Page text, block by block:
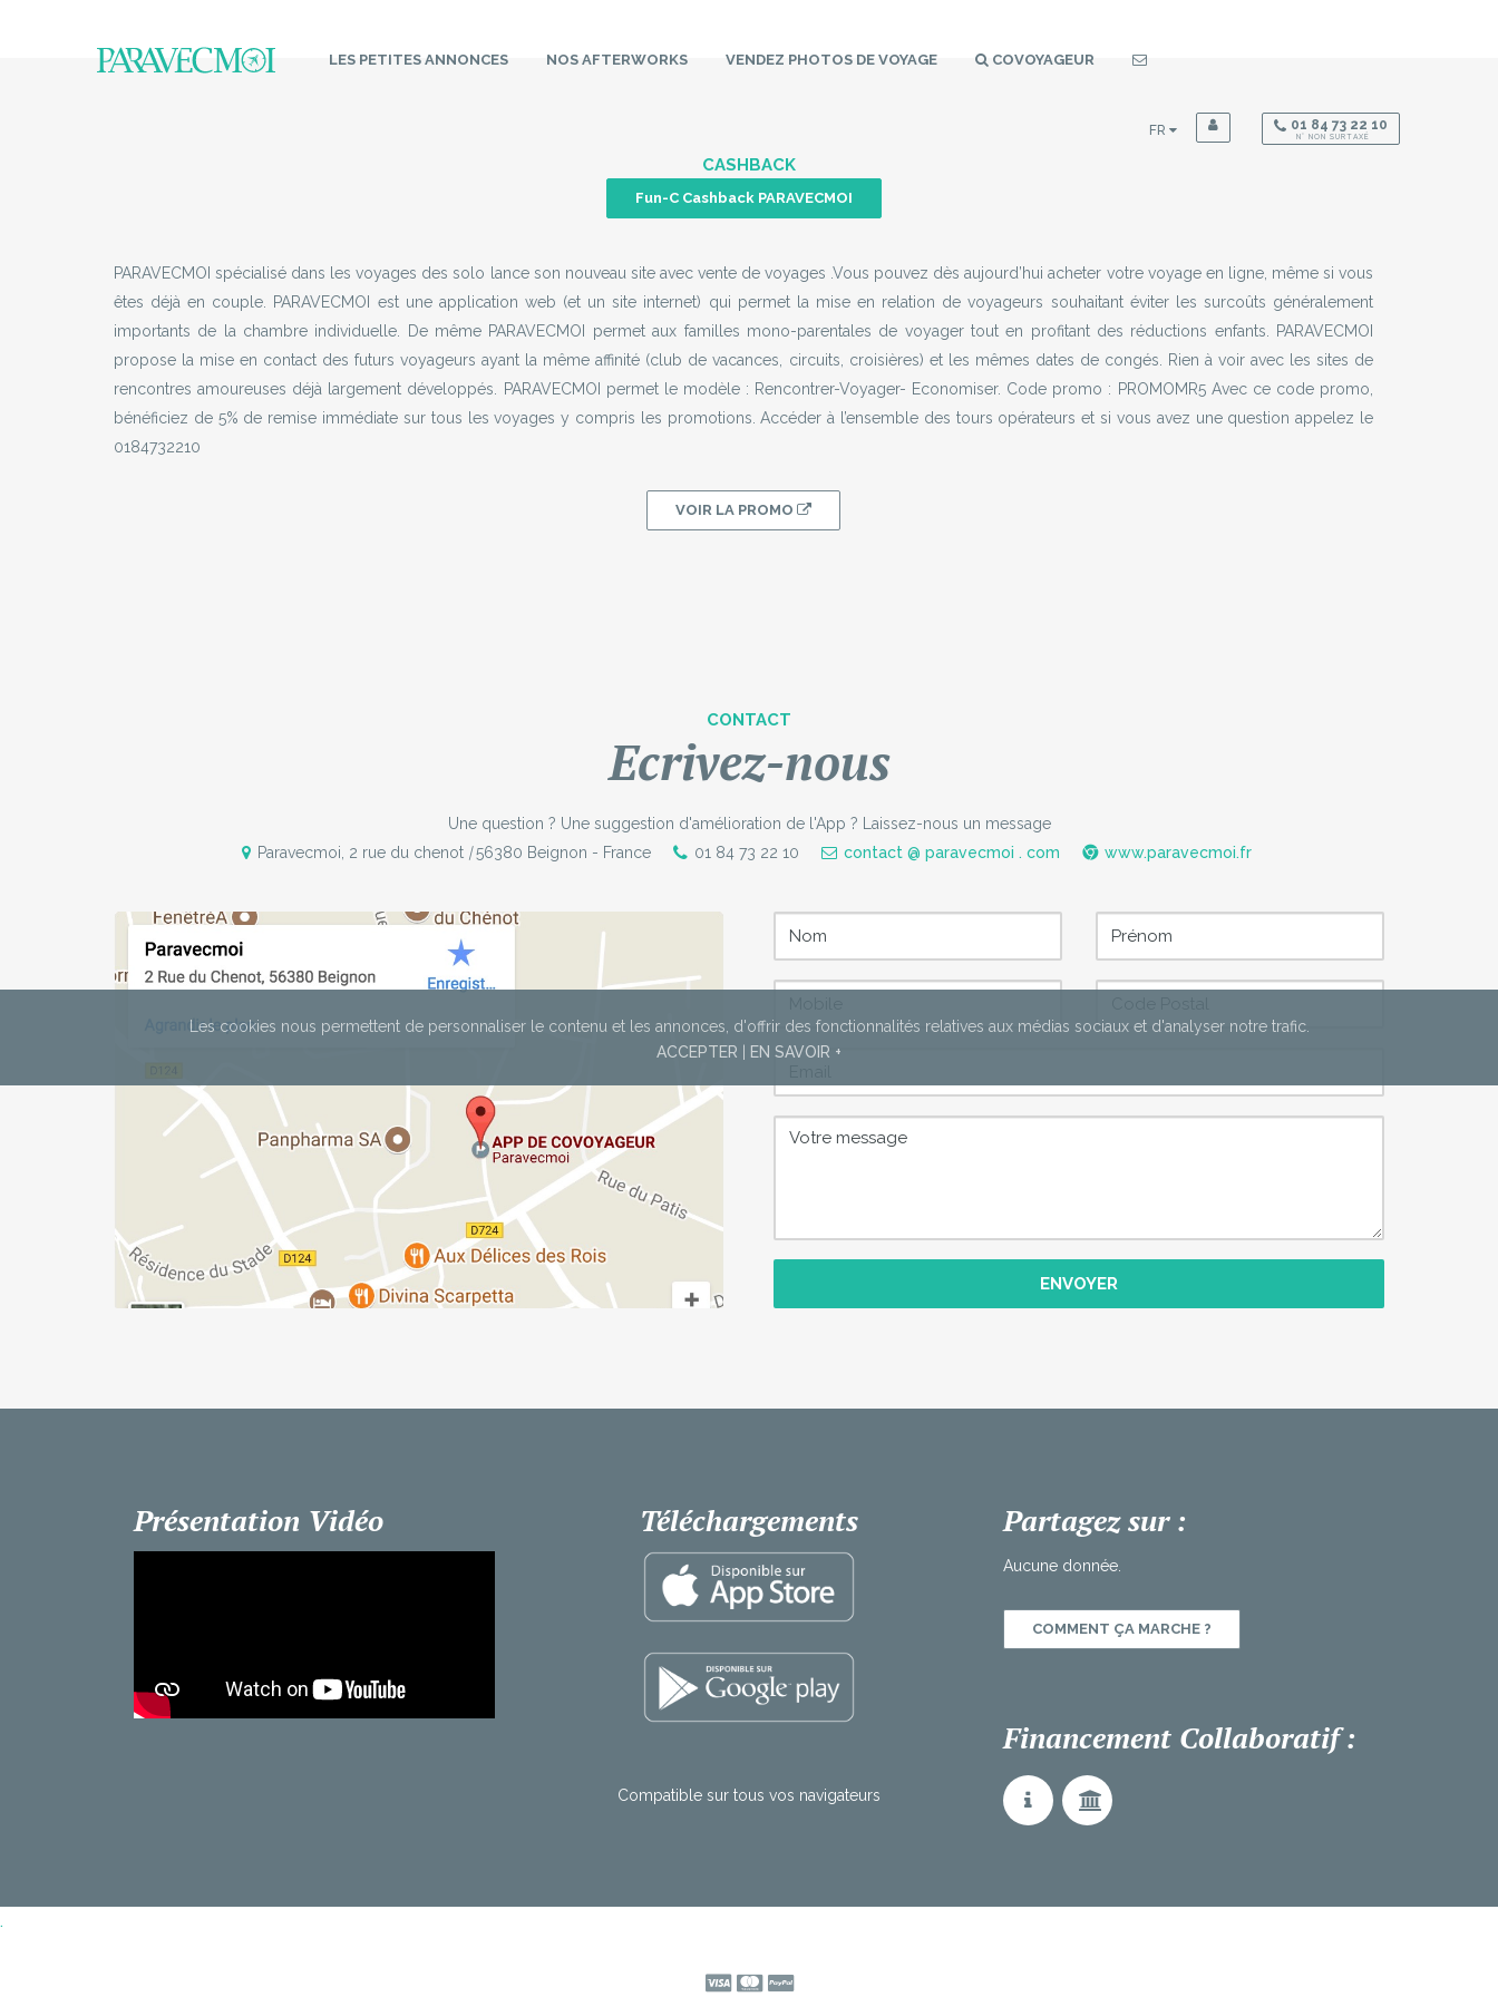
LES PETITES ANNONCES NOS AFTERWORKS VENDEZ PHOTOS DE VOYAGE COVOYAGEUR
FR 01 84 73 22 10
N° NON SURTAXÉ
CASHBACK
Fun-C Cashback PARAVECMOI
PARAVECMOI spécialisé dans les voyages des solo lance son nouveau site avec vente de voyages .Vous pouvez dès aujourd’hui acheter votre voyage en ligne, même si vous
êtes déjà en couple. PARAVECMOI est une application web (et un site internet) qui permet la mise en relation de voyageurs souhaitant éviter les surcoûts généralement
importants de la chambre individuelle. De même PARAVECMOI permet aux familles mono-parentales de voyager tout en profitant des réductions enfants. PARAVECMOI
propose la mise en contact des futurs voyageurs ayant la même affinité (club de vacances, circuits, croisières) et les mêmes dates de congés. Rien à voir avec les sites de
rencontres amoureuses déjà largement développés. PARAVECMOI permet le modèle : Rencontrer-Voyager- Economiser. Code promo : PROMOMR5 Avec ce code promo,
bénéficiez de 5% de remise immédiate sur tous les voyages y compris les promotions. Accéder à l’ensemble des tours opérateurs et si vous avez une question appelez le
0184732210
VOIR LA PROMO
CONTACT
Ecrivez-nous
Une question ? Une suggestion d'amélioration de l'App ?
Laissez-nous un message
Paravecmoi, 2 rue du chenot | 56380 Beignon - France 01 84 73 22 10 contact @ paravecmoi . com www.paravecmoi.fr
ENVOYER
Présentation Vidéo Téléchargements
Compatible sur tous vos navigateurs
Partagez sur :
Aucune donnée.
COMMENT ÇA MARCHE ?
Financement Collaboratif :
.
Les cookies nous permettent de personnaliser le contenu et les annonces, d'offrir des fonctionnalités relatives aux médias sociaux et d'analyser notre trafic.
ACCEPTER
EN SAVOIR +